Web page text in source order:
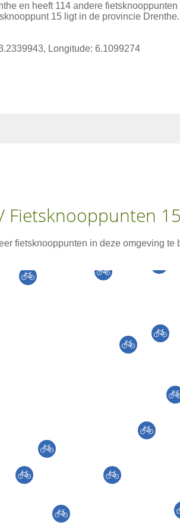
en heeft 114 andere fietsknooppunten
15 ligt in de provincie Drenthe.
Longitude: 6.1099274
Fietsknooppunten 15
fietsknooppunten in deze omgeving te